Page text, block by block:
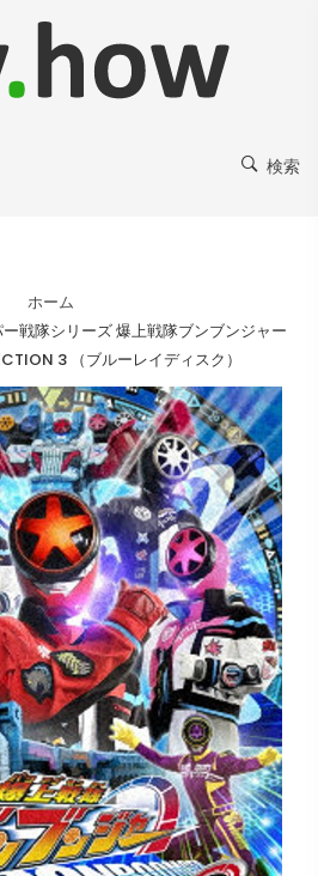
検索
ホーム
戦隊シリーズ 爆上戦隊ブンブンジャー
3 （ブルーレイディスク）